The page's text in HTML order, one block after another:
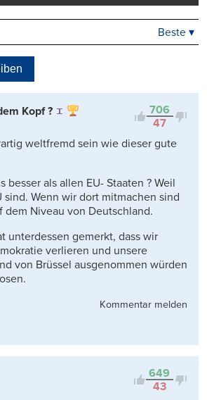
Kontrovers
Beste ▾
706
47
Kopf ?
weltfremd sein wie dieser gute
besser als allen EU- Staaten ? Weil
sind. Wenn wir dort mitmachen sind
dem Niveau von Deutschland.
unterdessen gemerkt, dass wir
verlieren und unsere
von Brüssel ausgenommen würden
Kommentar melden
649
43